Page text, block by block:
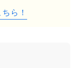
ら！